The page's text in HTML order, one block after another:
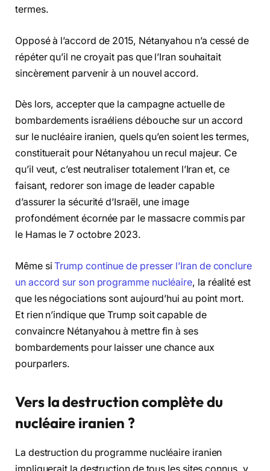
termes.
Opposé à l’accord de 2015, Nétanyahou n’a cessé de
répéter qu’il ne croyait pas que l’Iran souhaitait
sincèrement parvenir à un nouvel accord.
Dès lors, accepter que la campagne actuelle de
bombardements israéliens débouche sur un accord
sur le nucléaire iranien, quels qu’en soient les termes,
constituerait pour Nétanyahou un recul majeur. Ce
qu’il veut, c’est neutraliser totalement l’Iran et, ce
faisant, redorer son image de leader capable
d’assurer la sécurité d’Israël, une image
profondément écornée par le massacre commis par
le Hamas le 7 octobre 2023.
Même siTrump continue de presser l’Iran de conclure
un accord sur son programme nucléaire, la réalité est
que les négociations sont aujourd’hui au point mort.
Et rien n’indique que Trump soit capable de
convaincre Nétanyahou à mettre fin à ses
bombardements pour laisser une chance aux
pourparlers.
Vers la destruction complète du
nucléaire iranien ?
La destruction du programme nucléaire iranien